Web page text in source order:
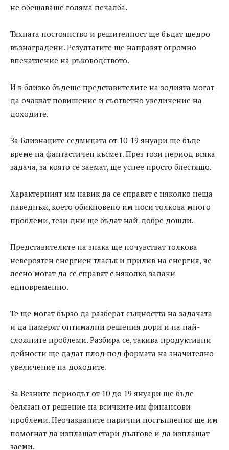
не обещаваше голяма печалба.
Тяхната постоянство и решителност ще бъдат щедро
възнаградени. Резултатите ще направят огромно
впечатление на ръководството.
И в близко бъдеще представителите на зодията могат
да очакват повишение и съответно увеличение на
доходите.
За Близнаците седмицата от 10-19 януари ще бъде
време на фантастичен късмет. През този период всяка
задача, за която се заемат, ще успее просто блестящо.
Характерният им навик да се справят с няколко неща
наведнъж, което обикновено им носи толкова много
проблеми, тези дни ще бъдат най-добре дошли.
Представителите на знака ще почувстват толкова
невероятен енергиен тласък и прилив на енергия, че
лесно могат да се справят с няколко задачи
едновременно.
Те ще могат бързо да разберат същността на задачата
и да намерят оптимални решения дори и на най-
сложните проблеми. Разбира се, такива продуктивни
дейности ще дадат плод под формата на значително
увеличение на доходите.
За Везните периодът от 10 до 19 януари ще бъде
белязан от решение на всичките им финансови
проблеми. Неочакваните парични постъпления ще им
помогнат да изплащат стари дългове и да изплащат
заеми.